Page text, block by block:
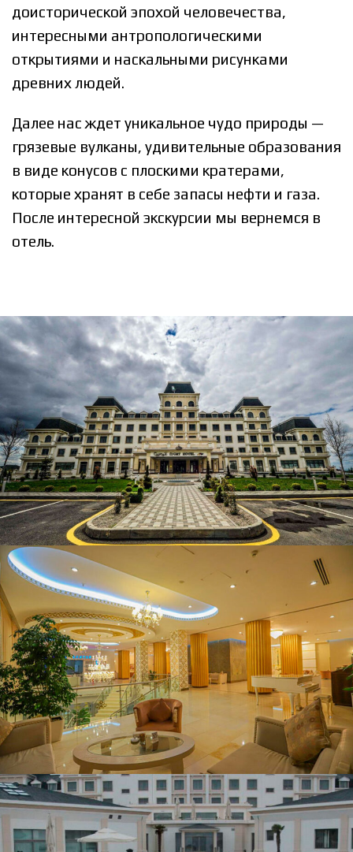
доисторической эпохой человечества,
интересными антропологическими
открытиями и наскальными рисунками
древних людей.
Далее нас ждет уникальное чудо природы —
грязевые вулканы, удивительные образования
в виде конусов с плоскими кратерами,
которые хранят в себе запасы нефти и газа.
После интересной экскурсии мы вернемся в
отель.